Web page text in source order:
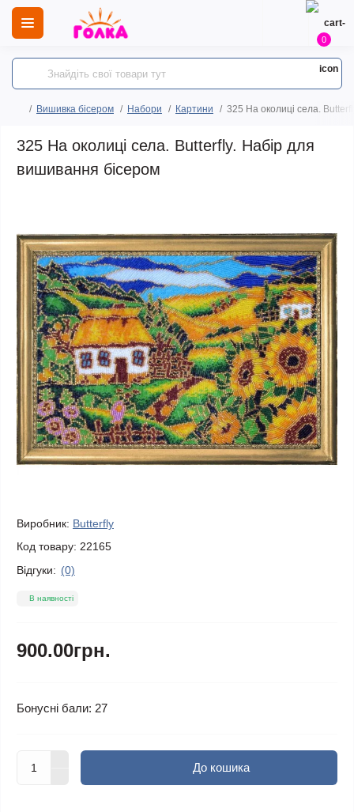
0
Вишивка бісером Набори Картини 325 На околиці села.
325 На околиці села. Butterfly. Набір для
вишивання бісером
Виробник: Butterfly
Код товару: 22165
Відгуки: (0)
В наявності
900.00грн.
Бонусні бали: 27
До кошика